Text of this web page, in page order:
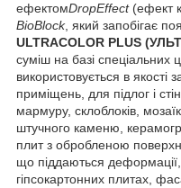
ефектомDropEffect(ефект
BioBlock, який запобігає
ULTRACOLOR PLUS
суміш на базі спеціальних
використовується в якості
приміщень, для підлог і
мармуру, склоблоків,
штучного каменю,
плит з обробленою
що піддаються деформації,
гіпсокартонних плитах,